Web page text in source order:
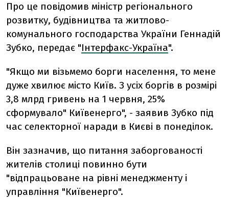
Про це повідомив міністр регіонального
розвитку, будівництва та житлово-
комунального господарства України Геннадій
Зубко, передає "Інтерфакс-Україна".
"Якщо ми візьмемо борги населення, то мене
дуже хвилює місто Київ. З усіх боргів в розмірі
3,8 млрд гривень на 1 червня, 25%
сформувало" Київенерго", - заявив Зубко під
час селекторної наради в Києві в понеділок.
Він зазначив, що питання заборгованості
жителів столиці повинно бути
"відпрацьоване на рівні менеджменту і
управління "Київенерго".